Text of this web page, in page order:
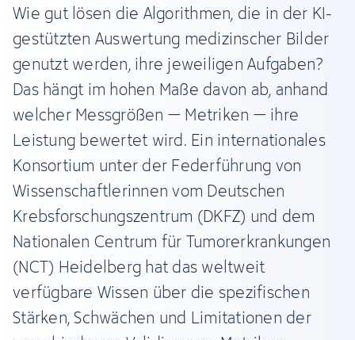
Wie gut lösen die Algorithmen, die in der KI-
gestützten Auswertung medizinscher Bilder
genutzt werden, ihre jeweiligen Aufgaben?
Das hängt im hohen Maße davon ab, anhand
welcher Messgrößen – Metriken – ihre
Leistung bewertet wird. Ein internationales
Konsortium unter der Federführung von
Wissenschaftlerinnen vom Deutschen
Krebsforschungszentrum (DKFZ) und dem
Nationalen Centrum für Tumorerkrankungen
(NCT) Heidelberg hat das weltweit
verfügbare Wissen über die spezifischen
Stärken, Schwächen und Limitationen der